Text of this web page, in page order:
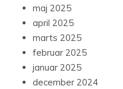
maj 2025
april 2025
marts 2025
februar 2025
januar 2025
december 2024